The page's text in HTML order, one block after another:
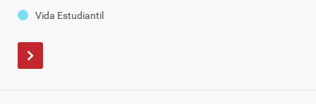
Vida Estudiantil